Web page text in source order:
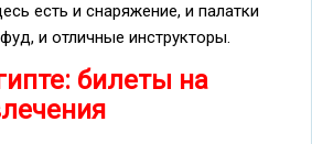
есть и снаряжение, и палатки
и отличные инструкторы.
билеты на